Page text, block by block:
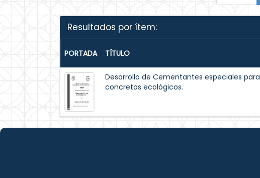
Resultados por ítem:
PORTADA TÍTULO
Desarrollo de Cementantes especiales para
concretos ecológicos.